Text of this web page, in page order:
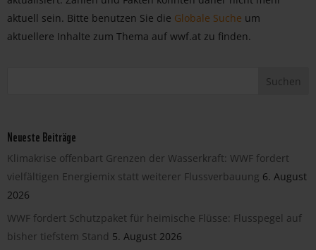
aktuell sein. Bitte benutzen Sie die Globale Suche um
aktuellere Inhalte zum Thema auf wwf.at zu finden.
Neueste Beiträge
Klimakrise offenbart Grenzen der Wasserkraft: WWF fordert
vielfältigen Energiemix statt weiterer Flussverbauung 6. August
2026
WWF fordert Schutzpaket für heimische Flüsse: Flusspegel auf
bisher tiefstem Stand 5. August 2026